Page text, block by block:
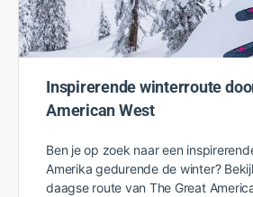
Inspirerende winterroute
American West
Ben je op zoek naar een
Amerika gedurende de winter?
daagse route van The Great